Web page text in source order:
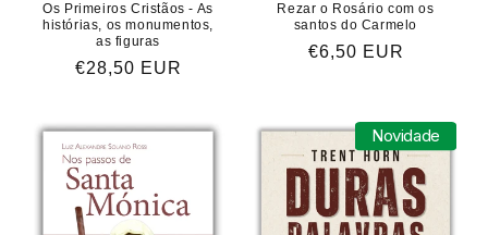
Os Primeiros Cristãos - As
histórias, os monumentos,
as figuras
Preço
€28,50 EUR
Rezar o Rosário com os
santos do Carmelo
Preço
€6,50 EUR
Novidade